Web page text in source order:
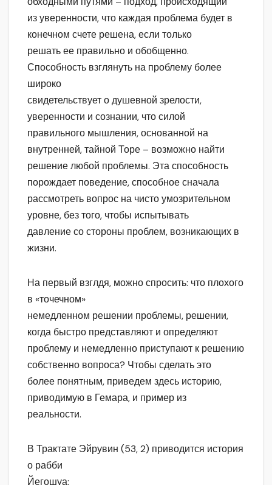
из уверенности, что каждая проблема будет в
конечном счете решена, если только
решать ее правильно и обобщенно.
Способность взглянуть на проблему более
широко
свидетельствует о душевной зрелости,
уверенности и сознании, что силой
правильного мышления, основанной на
внутренней, тайной Торе – возможно найти
решение любой проблемы. Эта способность
порождает поведение, способное сначала
рассмотреть вопрос на чисто умозрительном
уровне, без того, чтобы испытывать
давление со стороны проблем, возникающих в
жизни.
На первый взглдя, можно спросить: что плохого
в «точечном»
немедленном решении проблемы, решении,
когда быстро представляют и определяют
проблему и немедленно приступают к решению
собственно вопроса? Чтобы сделать это
более понятным, приведем здесь историю,
приводимую в Гемара, и пример из
реальности.
В Трактате Эйрувин (53, 2) приводится история
о рабби
Йегошуа: